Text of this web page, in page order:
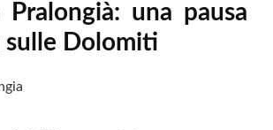
Pralongià: una pausa
sulle Dolomiti